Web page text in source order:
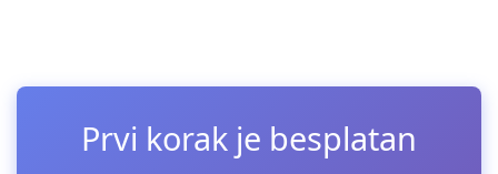
Prvi korak je besplatan